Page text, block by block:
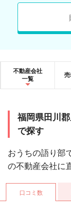
不動産会社
一覧
福岡県田川
で探す
おうちの語り部
の不動産会社に
口コミ数